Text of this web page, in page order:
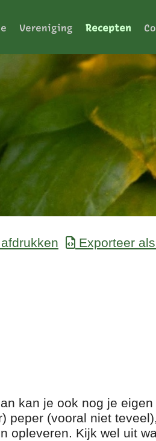
Exporteer
kan je ook nog je
peper (vooral niet
opleveren. Kijk wel uit
Vereniging Recepten